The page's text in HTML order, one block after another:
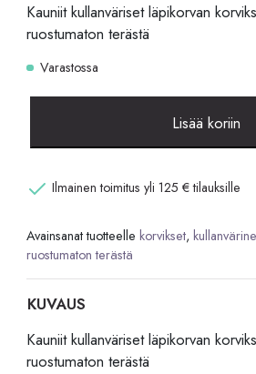
Kauniit kullanväriset läpikorvan
ruostumaton terästä
Varastossa
määrä
Lisää koriin
Ilmainen toimitus yli 125 € tilauksille
Avainsanat tuotteellekorvikset,
ruostumaton terästä
KUVAUS
Kauniit kullanväriset läpikorvan
ruostumaton terästä